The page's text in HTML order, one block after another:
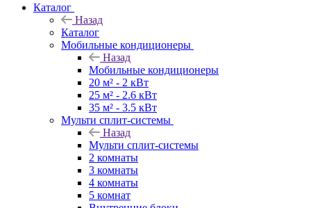
Каталог
Назад
Каталог
Мобильные кондиционеры
Назад
Мобильные кондиционеры
20 м² - 2 кВт
25 м² - 2.6 кВт
35 м² - 3.5 кВт
Мульти сплит-системы
Назад
Мульти сплит-системы
2 комнаты
3 комнаты
4 комнаты
5 комнат